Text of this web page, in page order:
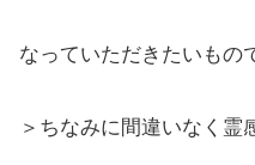
なっていただきたいもの
＞ちなみに間違いなく霊